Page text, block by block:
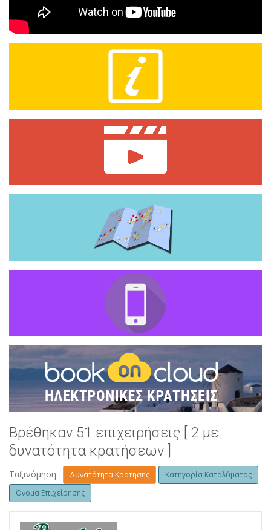
Βρέθηκαν 51 επιχειρήσεις [ 2 με
δυνατότητα κρατήσεων ]
Ταξινόμηση: Δυνατότητα Κρατησης
Κατηγορία Καταλύματος
Όνομα Επιχείρησης